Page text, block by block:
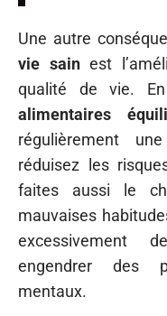
Une autre
vie sainest
qualité de vie.
alimentaires
régulièrement
réduisez les
faites aussi le
mauvaises
excessivement
engendrer des
mentaux.